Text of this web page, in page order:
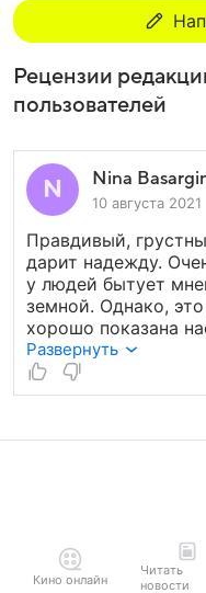
Рецензии
пользователей
Nina
10 августа 2021
Правдивый,
дарит надежду.
у людей бытует
земной. Однако,
хорошо показана
прекрасная, везде
небесная с неба не
на деревьях не
Развернуть
Кино онлайн
Читать
новости